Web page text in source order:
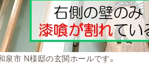
泉市 N様邸の玄関ホールです。